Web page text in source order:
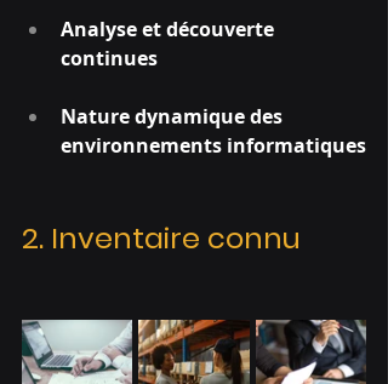
Analyse et découverte
continues
Nature dynamique des
environnements informatiques
2. Inventaire connu